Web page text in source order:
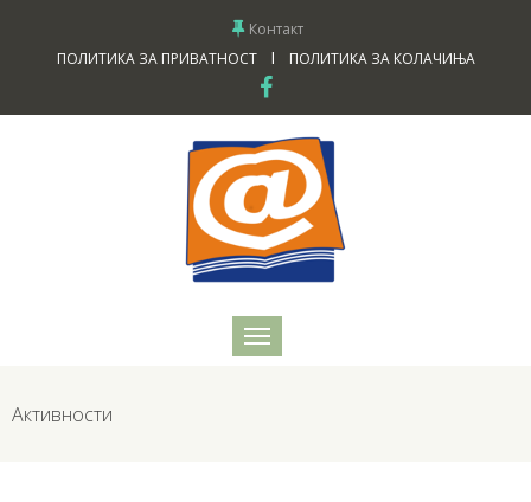
Контакт
ПОЛИТИКА ЗА ПРИВАТНОСТ
I ПОЛИТИКА ЗА КОЛАЧИЊА
Активности